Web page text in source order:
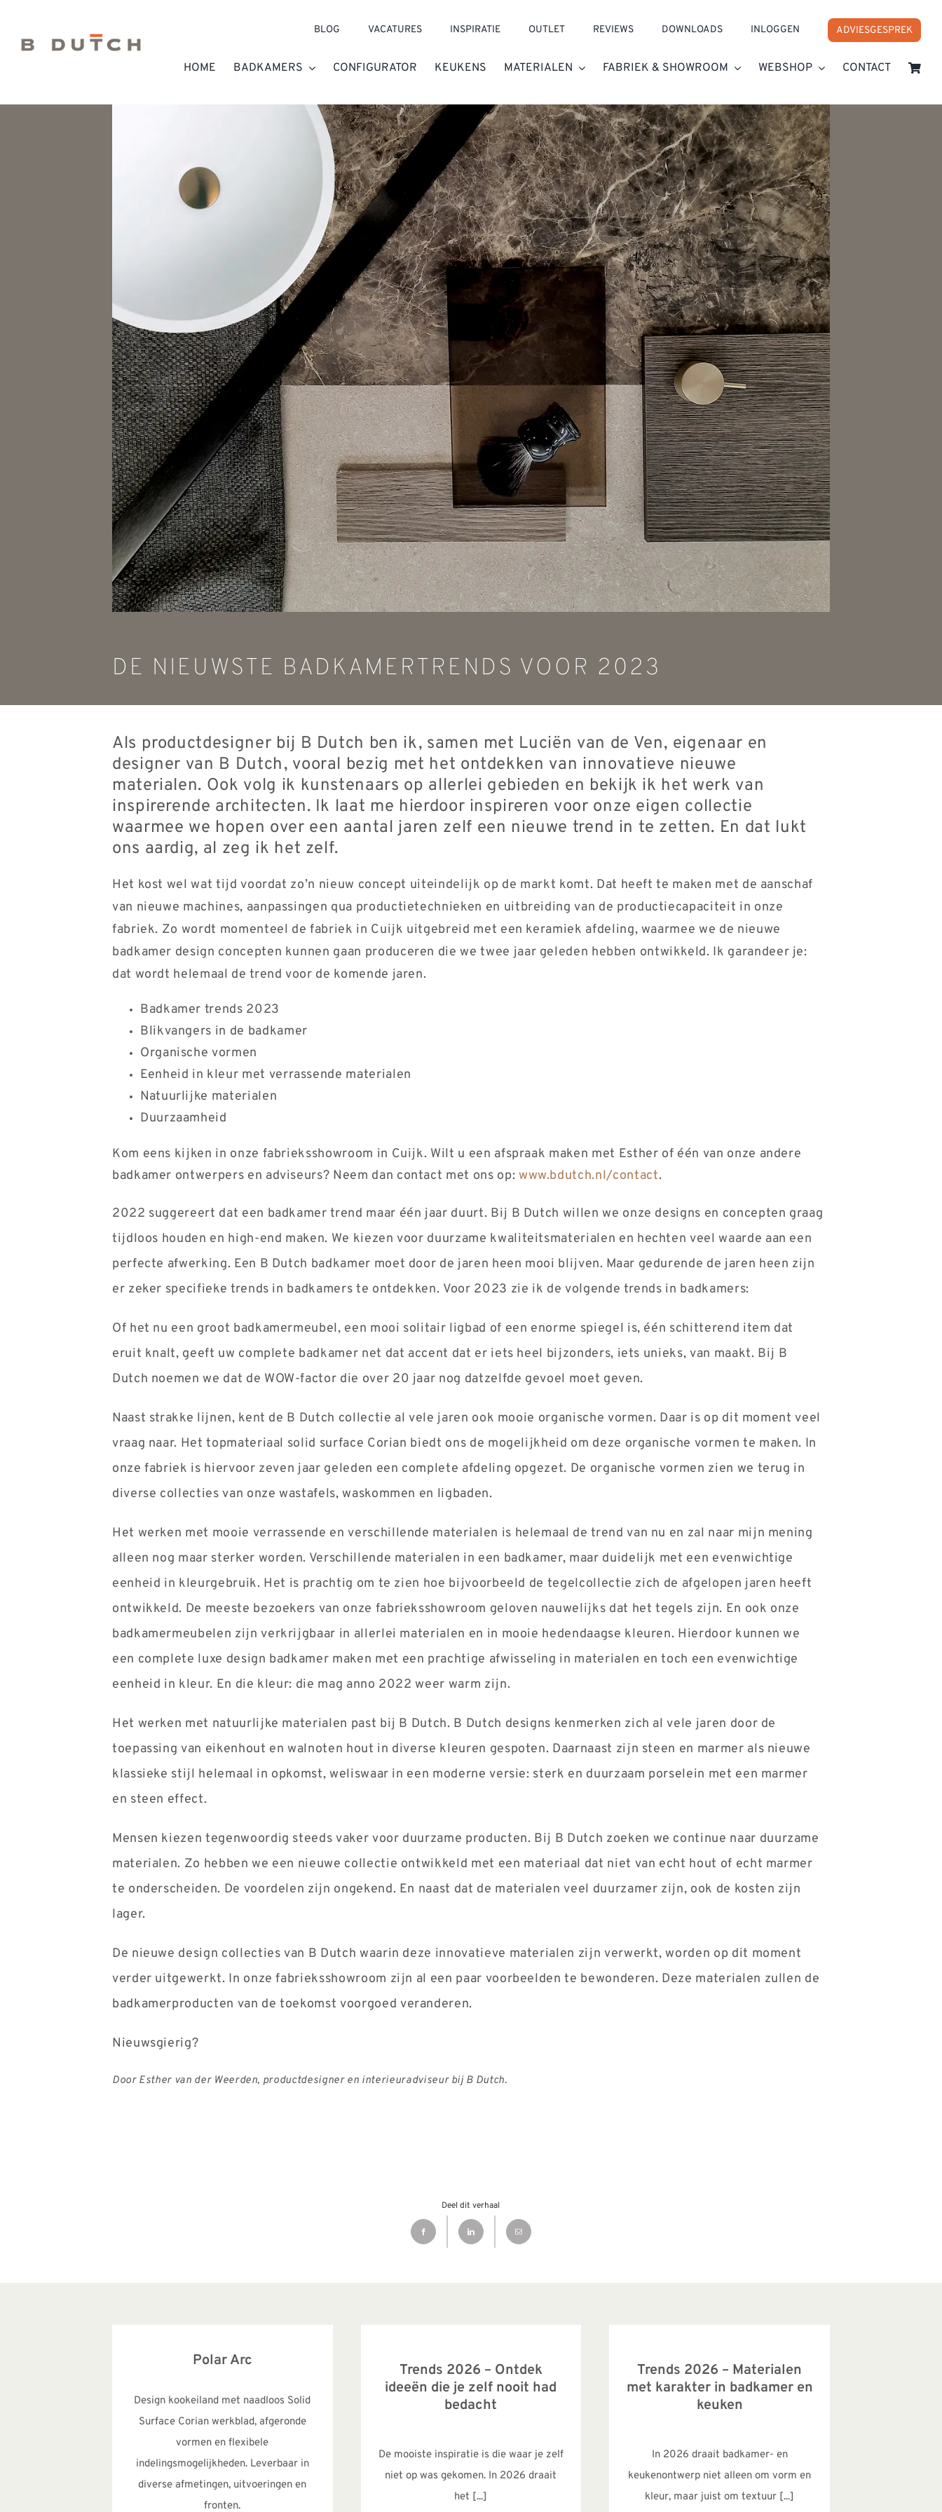
inhoud
BLOG VACATURES INSPIRATIE OUTLET REVIEWS DOWNLOADS INLOGGEN ADVIESGESPREK
HOME BADKAMERS CONFIGURATOR KEUKENS MATERIALEN FABRIEK & SHOWROOM WEBSHOP CONTACT
DE NIEUWSTE BADKAMERTRENDS VOOR 2023
Als productdesigner bij B Dutch ben ik, samen met Luciën van de Ven, eigenaar en
designer van B Dutch, vooral bezig met het ontdekken van innovatieve nieuwe
materialen. Ook volg ik kunstenaars op allerlei gebieden en bekijk ik het werk van
inspirerende architecten. Ik laat me hierdoor inspireren voor onze eigen collectie
waarmee we hopen over een aantal jaren zelf een nieuwe trend in te zetten. En dat lukt
ons aardig, al zeg ik het zelf.
Het kost wel wat tijd voordat zo’n nieuw concept uiteindelijk op de markt komt. Dat heeft te maken met de aanschaf
van nieuwe machines, aanpassingen qua productietechnieken en uitbreiding van de productiecapaciteit in onze
fabriek. Zo wordt momenteel de fabriek in Cuijk uitgebreid met een keramiek afdeling, waarmee we de nieuwe
badkamer design concepten kunnen gaan produceren die we twee jaar geleden hebben ontwikkeld. Ik garandeer je:
dat wordt helemaal de trend voor de komende jaren.
Badkamer trends 2023
Blikvangers in de badkamer
Organische vormen
Eenheid in kleur met verrassende materialen
Natuurlijke materialen
Duurzaamheid
Kom eens kijken in onze fabrieksshowroom in Cuijk. Wilt u een afspraak maken met Esther of één van onze andere
badkamer ontwerpers en adviseurs? Neem dan contact met ons op: www.bdutch.nl/contact.
2022 suggereert dat een badkamer trend maar één jaar duurt. Bij B Dutch willen we onze designs en concepten graag
tijdloos houden en high-end maken. We kiezen voor duurzame kwaliteitsmaterialen en hechten veel waarde aan een
perfecte afwerking. Een B Dutch badkamer moet door de jaren heen mooi blijven. Maar gedurende de jaren heen zijn
er zeker specifieke trends in badkamers te ontdekken. Voor 2023 zie ik de volgende trends in badkamers:
Of het nu een groot badkamermeubel, een mooi solitair ligbad of een enorme spiegel is, één schitterend item dat
eruit knalt, geeft uw complete badkamer net dat accent dat er iets heel bijzonders, iets unieks, van maakt. Bij B
Dutch noemen we dat de WOW-factor die over 20 jaar nog datzelfde gevoel moet geven.
Naast strakke lijnen, kent de B Dutch collectie al vele jaren ook mooie organische vormen. Daar is op dit moment veel
vraag naar. Het topmateriaal solid surface Corian biedt ons de mogelijkheid om deze organische vormen te maken. In
onze fabriek is hiervoor zeven jaar geleden een complete afdeling opgezet. De organische vormen zien we terug in
diverse collecties van onze wastafels, waskommen en ligbaden.
Het werken met mooie verrassende en verschillende materialen is helemaal de trend van nu en zal naar mijn mening
alleen nog maar sterker worden. Verschillende materialen in een badkamer, maar duidelijk met een evenwichtige
eenheid in kleurgebruik. Het is prachtig om te zien hoe bijvoorbeeld de tegelcollectie zich de afgelopen jaren heeft
ontwikkeld. De meeste bezoekers van onze fabrieksshowroom geloven nauwelijks dat het tegels zijn. En ook onze
badkamermeubelen zijn verkrijgbaar in allerlei materialen en in mooie hedendaagse kleuren. Hierdoor kunnen we
een complete luxe design badkamer maken met een prachtige afwisseling in materialen en toch een evenwichtige
eenheid in kleur. En die kleur: die mag anno 2022 weer warm zijn.
Het werken met natuurlijke materialen past bij B Dutch. B Dutch designs kenmerken zich al vele jaren door de
toepassing van eikenhout en walnoten hout in diverse kleuren gespoten. Daarnaast zijn steen en marmer als nieuwe
klassieke stijl helemaal in opkomst, weliswaar in een moderne versie: sterk en duurzaam porselein met een marmer
en steen effect.
Mensen kiezen tegenwoordig steeds vaker voor duurzame producten. Bij B Dutch zoeken we continue naar duurzame
materialen. Zo hebben we een nieuwe collectie ontwikkeld met een materiaal dat niet van echt hout of echt marmer
te onderscheiden. De voordelen zijn ongekend. En naast dat de materialen veel duurzamer zijn, ook de kosten zijn
lager.
De nieuwe design collecties van B Dutch waarin deze innovatieve materialen zijn verwerkt, worden op dit moment
verder uitgewerkt. In onze fabrieksshowroom zijn al een paar voorbeelden te bewonderen. Deze materialen zullen de
badkamerproducten van de toekomst voorgoed veranderen.
Nieuwsgierig?
Door Esther van der Weerden, productdesigner en interieuradviseur bij B Dutch.
Deel dit verhaal
Polar Arc
Design kookeiland met naadloos Solid
Surface Corian werkblad, afgeronde
vormen en flexibele
indelingsmogelijkheden. Leverbaar in
diverse afmetingen, uitvoeringen en
fronten.
Trends 2026 – Ontdek
ideeën die je zelf nooit had
bedacht
De mooiste inspiratie is die waar je zelf
niet op was gekomen. In 2026 draait
het [...]
Trends 2026 – Materialen
met karakter in badkamer en
keuken
In 2026 draait badkamer- en
keukenontwerp niet alleen om vorm en
kleur, maar juist om textuur [...]